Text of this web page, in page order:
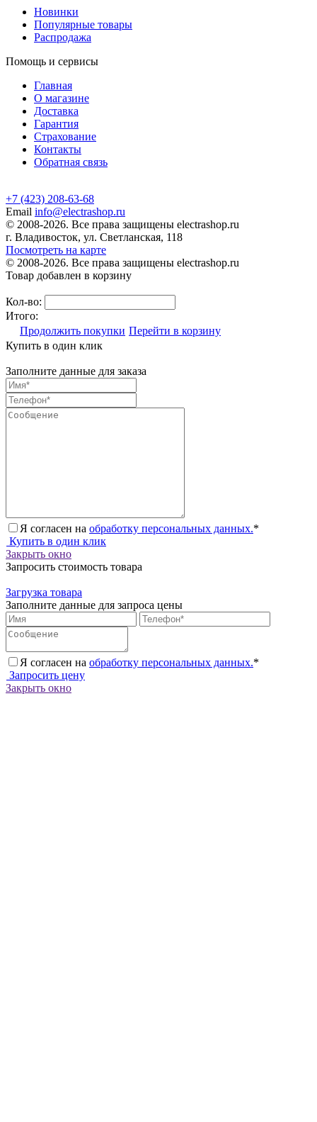
Новинки
Популярные товары
Распродажа
Помощь и сервисы
Главная
О магазине
Доставка
Гарантия
Страхование
Контакты
Обратная связь
+7 (423) 208-63-68
Email info@electrashop.ru
© 2008-2026. Все права защищены electrashop.ru
г. Владивосток, ул. Светланская, 118
Посмотреть на карте
© 2008-2026. Все права защищены electrashop.ru
Товар добавлен в корзину
Кол-во:
Итого:
Продолжить покупки Перейти в корзину
Купить в один клик
Заполните данные для заказа
Я согласен на обработку персональных данных.*
Купить в один клик
Закрыть окно
Запросить стоимость товара
Загрузка товара
Заполните данные для запроса цены
Я согласен на обработку персональных данных.*
Запросить цену
Закрыть окно